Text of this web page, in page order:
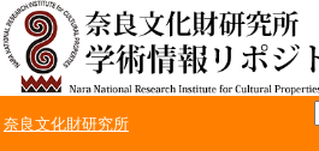
奈良文化財研究所